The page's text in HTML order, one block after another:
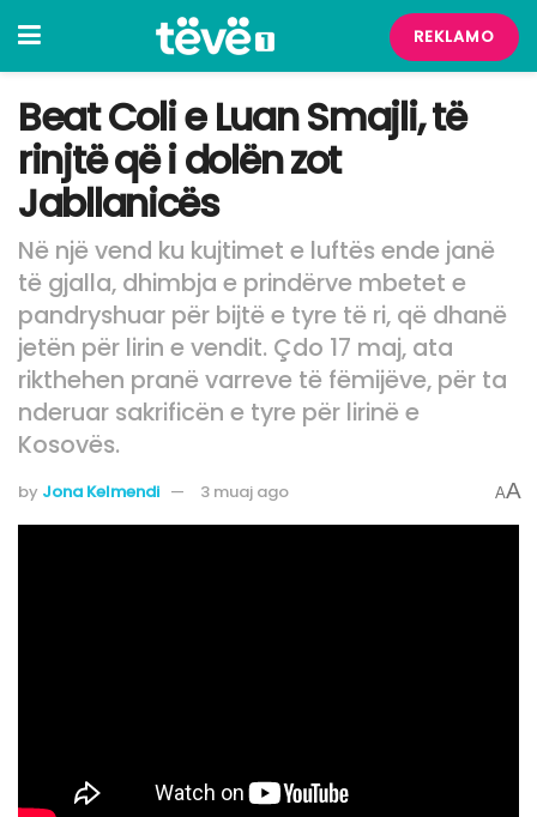
REKLAMO
Beat Coli e Luan Smajli, të
rinjtë që i dolën zot
Jabllanicës
Në një vend ku kujtimet e luftës ende janë
të gjalla, dhimbja e prindërve mbetet e
pandryshuar për bijtë e tyre të ri, që dhanë
jetën për lirin e vendit. Çdo 17 maj, ata
rikthehen pranë varreve të fëmijëve, për ta
nderuar sakrificën e tyre për lirinë e
Kosovës.
by Jona Kelmendi 3 muaj ago AA